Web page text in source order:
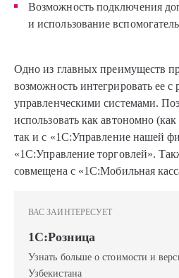
Возможность подключения
и использование
Одно из главных преимуществ
возможность интегрировать ее с
управленческими системами.
использовать как автономно
так и с «1С:Управление нашей
«1С:Управление торговлей».
совмещена с «1С:Мобильная
ВАС ЗАИНТЕРЕСУЕТ
1С:Розница
Узнать больше о стоимости и
Узбекистана